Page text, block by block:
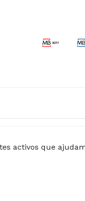
activos que